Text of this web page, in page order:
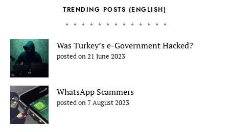
TRENDING POSTS (ENGLISH)
Was Turkey’s e-Government Hacked?
posted on 21 June 2023
WhatsApp Scammers
posted on 7 August 2023